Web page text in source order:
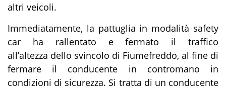
altri veicoli.
Immediatamente, la pattuglia in modalità safety
car ha rallentato e fermato il traffico
all’altezza dello svincolo di Fiumefreddo, al fine di
fermare il conducente in contromano in
condizioni di sicurezza. Si tratta di un conducente